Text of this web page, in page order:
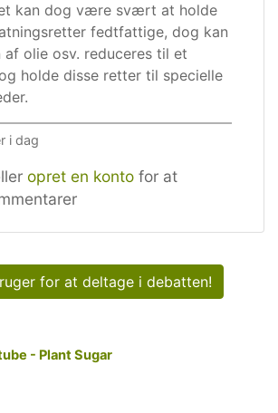
kan dog være svært at holde
fedtfattige, dog kan
olie osv. reduceres til et
holde disse retter til specielle
i dag
opret en konto for at
for at deltage i debatten!
- Plant Sugar